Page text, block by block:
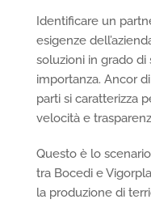
Identificare un
esigenze
soluzioni in grado
importanza. Ancor
parti si caratterizza
velocità e
Questo è lo
tra Bocedi e
la produzione di